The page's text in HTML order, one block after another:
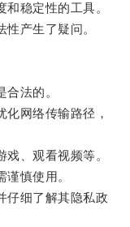
稳定性的工具。
产生了疑问。
法的。
网络传输路径，
、观看视频等。
慎使用。
细了解其隐私政